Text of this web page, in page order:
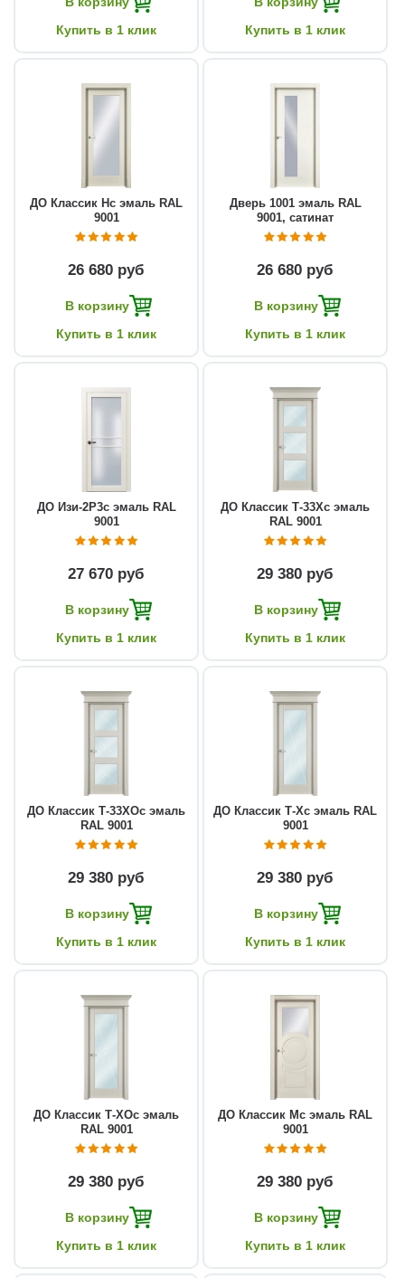
Купить в 1 клик
Купить в 1 клик
ДО Классик Нс эмаль RAL
9001
26 680 руб
В корзину
Купить в 1 клик
Дверь 1001 эмаль RAL
9001, сатинат
26 680 руб
В корзину
Купить в 1 клик
ДО Изи-2Р3с эмаль RAL
9001
27 670 руб
В корзину
Купить в 1 клик
ДО Классик Т-33Хс эмаль
RAL 9001
29 380 руб
В корзину
Купить в 1 клик
ДО Классик Т-33ХОс эмаль
RAL 9001
29 380 руб
В корзину
Купить в 1 клик
ДО Классик Т-Хс эмаль RAL
9001
29 380 руб
В корзину
Купить в 1 клик
ДО Классик Т-ХОс эмаль
RAL 9001
29 380 руб
В корзину
Купить в 1 клик
ДО Классик Мс эмаль RAL
9001
29 380 руб
В корзину
Купить в 1 клик